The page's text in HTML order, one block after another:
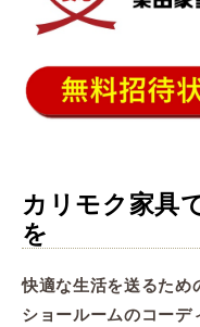
カリモク家具
を
快適な生活を送るため
ショールームのコーデ